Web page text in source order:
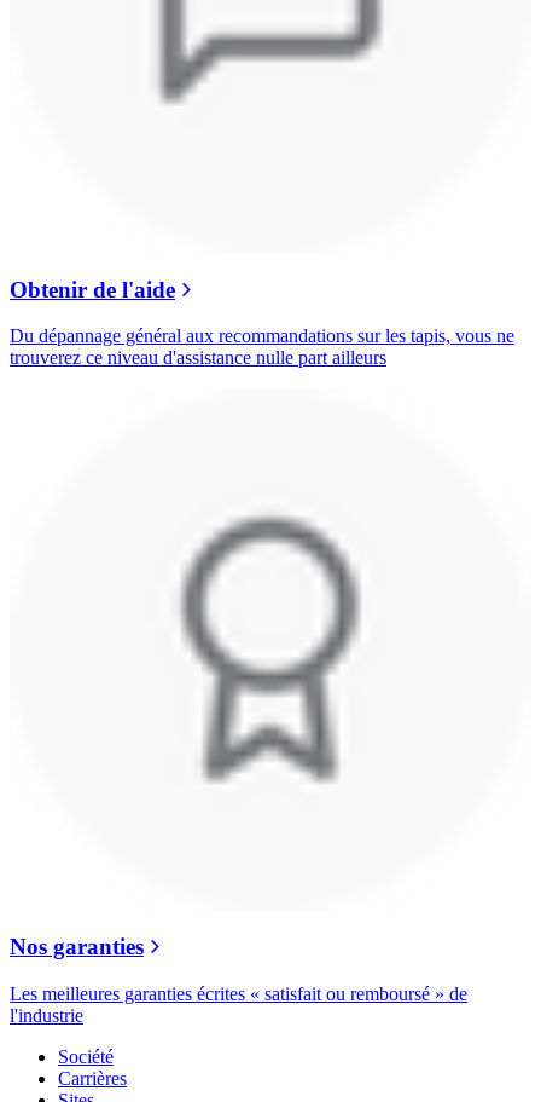
Obtenir de l'aide
Du dépannage général aux recommandations sur les tapis, vous ne
trouverez ce niveau d'assistance nulle part ailleurs
Nos garanties
Les meilleures garanties écrites « satisfait ou remboursé » de
l'industrie
Société
Carrières